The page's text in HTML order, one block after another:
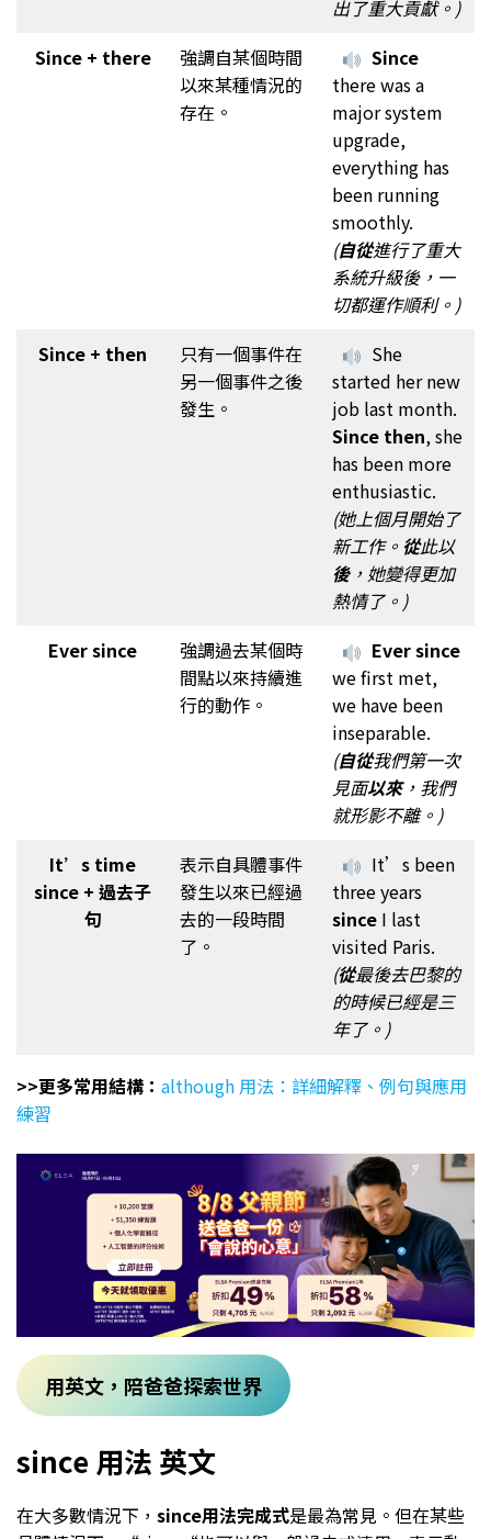
出了重大貢獻。)
Since + there
強調自某個時間
以來某種情況的
存在。
Since
there was a
major system
upgrade,
everything has
been running
smoothly.
(自從進行了重大
系統升級後，一
切都運作順利。)
Since + then
只有一個事件在
另一個事件之後
發生。
She
started her new
job last month.
Since then, she
has been more
enthusiastic.
(她上個月開始了
新工作。 從此以
後，她變得更加
熱情了。)
Ever since
強調過去某個時
間點以來持續進
行的動作。
Ever since
we first met,
we have been
inseparable.
(自從我們第一次
見面以來，我們
就形影不離。)
It’s time
since + 過去子
句
表示自具體事件
發生以來已經過
去的一段時間
了。
It’s been
three years
since I last
visited Paris.
(從最後去巴黎的
的時候已經是三
年了。)
>>更多常用結構： although 用法：詳細解釋、例句與應用
練習
用英文，陪爸爸探索世界
since 用法 英文
在大多數情況下， since用法完成式是最為常見。但在某些